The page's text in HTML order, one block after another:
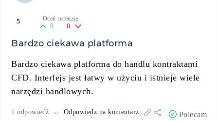
5 Oceń recenzję
0 0
Bardzo ciekawa platforma
Bardzo ciekawa platforma do handlu kontraktami
CFD. Interfejs jest łatwy w użyciu i istnieje wiele
narzędzi handlowych.
1 odpowiedź Odpowiedz na komentarz Polecam